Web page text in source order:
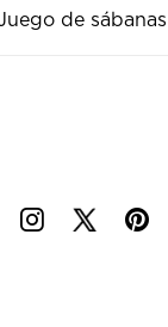
de
i p